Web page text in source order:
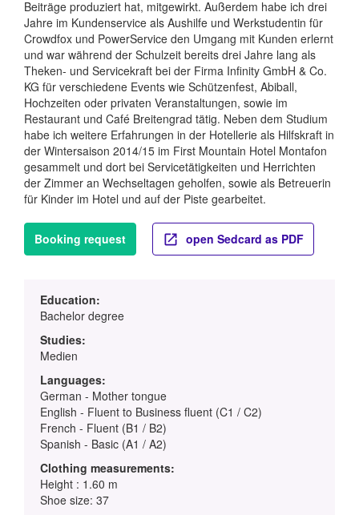
Beiträge produziert hat, mitgewirkt. Außerdem habe ich drei
Jahre im Kundenservice als Aushilfe und Werkstudentin für
Crowdfox und PowerService den Umgang mit Kunden erlernt
und war während der Schulzeit bereits drei Jahre lang als
Theken- und Servicekraft bei der Firma Infinity GmbH & Co.
KG für verschiedene Events wie Schützenfest, Abiball,
Hochzeiten oder privaten Veranstaltungen, sowie im
Restaurant und Café Breitengrad tätig. Neben dem Studium
habe ich weitere Erfahrungen in der Hotellerie als Hilfskraft in
der Wintersaison 2014/15 im First Mountain Hotel Montafon
gesammelt und dort bei Servicetätigkeiten und Herrichten
der Zimmer an Wechseltagen geholfen, sowie als Betreuerin
für Kinder im Hotel und auf der Piste gearbeitet.
Booking request open Sedcard as PDF
Education:
Bachelor degree
Studies:
Medien
Languages:
German - Mother tongue
English - Fluent to Business fluent (C1 / C2)
French - Fluent (B1 / B2)
Spanish - Basic (A1 / A2)
Clothing measurements:
Height : 1.60 m
Shoe size: 37